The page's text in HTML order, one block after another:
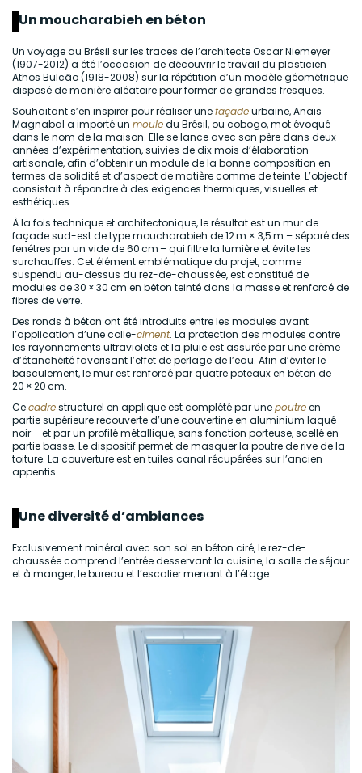
Un moucharabieh en béton
Un voyage au Brésil sur les traces de l’architecte Oscar Niemeyer
(1907-2012) a été l’occasion de découvrir le travail du plasticien
Athos Bulcão (1918-2008) sur la répétition d’un modèle géométrique
disposé de manière aléatoire pour former de grandes fresques.
Souhaitant s’en inspirer pour réaliser unefaçadeurbaine, Anaïs
Magnabal a importé un mouledu Brésil, ou cobogo, mot évoqué
dans le nom de la maison. Elle se lance avec son père dans deux
années d’expérimentation, suivies de dix mois d’élaboration
artisanale, afin d’obtenir un module de la bonne composition en
termes de solidité et d’aspect de matière comme de teinte. L’objectif
consistait à répondre à des exigences thermiques, visuelles et
esthétiques.
À la fois technique et architectonique, le résultat est un mur de
façade sud-est de type moucharabieh de 12 m × 3,5 m – séparé des
fenêtres par un vide de 60 cm – qui filtre la lumière et évite les
surchauffes. Cet élément emblématique du projet, comme
suspendu au-dessus du rez-de-chaussée, est constitué de
modules de 30 × 30 cm en béton teinté dans la masse et renforcé de
fibres de verre.
Des ronds à béton ont été introduits entre les modules avant
l’application d’une colle-ciment. La protection des modules contre
les rayonnements ultraviolets et la pluie est assurée par une crème
d’étanchéité favorisant l’effet de perlage de l’eau. Afin d’éviter le
basculement, le mur est renforcé par quatre poteaux en béton de
20 × 20 cm.
Cecadrestructurel en applique est complété par unepoutreen
partie supérieure recouverte d’une couvertine en aluminium laqué
noir – et par un profilé métallique, sans fonction porteuse, scellé en
partie basse. Le dispositif permet de masquer la poutre de rive de la
toiture. La couverture est en tuiles canal récupérées sur l’ancien
appentis.
Une diversité d’ambiances
Exclusivement minéral avec son sol en béton ciré, le rez-de-
chaussée comprend l’entrée desservant la cuisine, la salle de séjour
et à manger, le bureau et l’escalier menant à l’étage.